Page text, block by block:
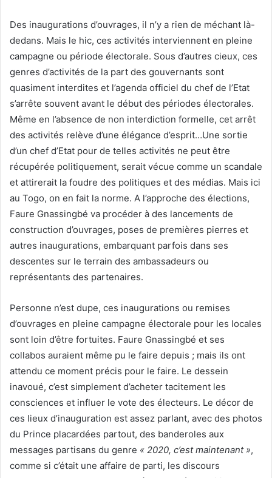
Des inaugurations d’ouvrages, il n’y a rien de méchant là-
dedans. Mais le hic, ces activités interviennent en pleine
campagne ou période électorale. Sous d’autres cieux, ces
genres d’activités de la part des gouvernants sont
quasiment interdites et l’agenda officiel du chef de l’Etat
s’arrête souvent avant le début des périodes électorales.
Même en l’absence de non interdiction formelle, cet arrêt
des activités relève d’une élégance d’esprit…Une sortie
d’un chef d’Etat pour de telles activités ne peut être
récupérée politiquement, serait vécue comme un scandale
et attirerait la foudre des politiques et des médias. Mais ici
au Togo, on en fait la norme. A l’approche des élections,
Faure Gnassingbé va procéder à des lancements de
construction d’ouvrages, poses de premières pierres et
autres inaugurations, embarquant parfois dans ses
descentes sur le terrain des ambassadeurs ou
représentants des partenaires.
Personne n’est dupe, ces inaugurations ou remises
d’ouvrages en pleine campagne électorale pour les locales
sont loin d’être fortuites. Faure Gnassingbé et ses
collabos auraient même pu le faire depuis ; mais ils ont
attendu ce moment précis pour le faire. Le dessein
inavoué, c’est simplement d’acheter tacitement les
consciences et influer le vote des électeurs. Le décor de
ces lieux d’inauguration est assez parlant, avec des photos
du Prince placardées partout, des banderoles aux
messages partisans du genre « 2020, c’est maintenant »,
comme si c’était une affaire de parti, les discours